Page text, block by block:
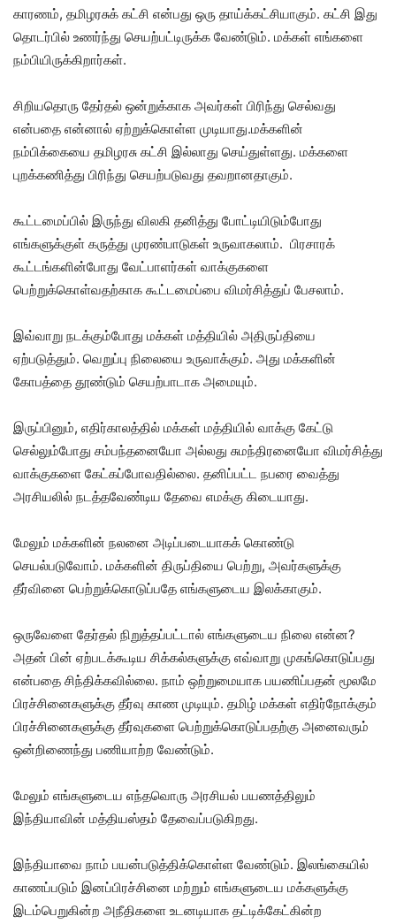
காரணம், தமிழரசுக் கட்சி என்பது ஒரு தாய்க்கட்சியாகும். கட்சி இது
தொடர்பில் உணர்ந்து செயற்பட்டிருக்க வேண்டும். மக்கள் எங்களை
நம்பியிருக்கிறார்கள்.
சிறியதொரு தேர்தல் ஒன்றுக்காக அவர்கள் பிரிந்து செல்வது
என்பதை என்னால் ஏற்றுக்கொள்ள முடியாது.மக்களின்
நம்பிக்கையை தமிழரசு கட்சி இல்லாது செய்துள்ளது. மக்களை
புறக்கணித்து பிரிந்து செயற்படுவது தவறானதாகும்.
கூட்டமைப்பில் இருந்து விலகி தனித்து போட்டியிடும்போது
எங்களுக்குள் கருத்து முரண்பாடுகள் உருவாகலாம். பிரசாரக்
கூட்டங்களின்போது வேட்பாளர்கள் வாக்குகளை
பெற்றுக்கொள்வதற்காக கூட்டமைப்பை விமர்சித்துப் பேசலாம்.
இவ்வாறு நடக்கும்போது மக்கள் மத்தியில் அதிருப்தியை
ஏற்படுத்தும். வெறுப்பு நிலையை உருவாக்கும். அது மக்களின்
கோபத்தை தூண்டும் செயற்பாடாக அமையும்.
இருப்பினும், எதிர்காலத்தில் மக்கள் மத்தியில் வாக்கு கேட்டு
செல்லும்போது சம்பந்தனையோ அல்லது சுமந்திரனையோ விமர்சித்து
வாக்குகளை கேட்கப்போவதில்லை. தனிப்பட்ட நபரை வைத்து
அரசியலில் நடத்தவேண்டிய தேவை எமக்கு கிடையாது.
மேலும் மக்களின் நலனை அடிப்படையாகக் கொண்டு
செயல்படுவோம். மக்களின் திருப்தியை பெற்று, அவர்களுக்கு
தீர்வினை பெற்றுக்கொடுப்பதே எங்களுடைய இலக்காகும்.
ஒருவேளை தேர்தல் நிறுத்தப்பட்டால் எங்களுடைய நிலை என்ன?
அதன் பின் ஏற்படக்கூடிய சிக்கல்களுக்கு எவ்வாறு முகங்கொடுப்பது
என்பதை சிந்திக்கவில்லை. நாம் ஒற்றுமையாக பயணிப்பதன் மூலமே
பிரச்சினைகளுக்கு தீர்வு காண முடியும். தமிழ் மக்கள் எதிர்நோக்கும்
பிரச்சினைகளுக்கு தீர்வுகளை பெற்றுக்கொடுப்பதற்கு அனைவரும்
ஒன்றிணைந்து பணியாற்ற வேண்டும்.
மேலும் எங்களுடைய எந்தவொரு அரசியல் பயணத்திலும்
இந்தியாவின் மத்தியஸ்தம் தேவைப்படுகிறது.
இந்தியாவை நாம் பயன்படுத்திக்கொள்ள வேண்டும். இலங்கையில்
காணப்படும் இனப்பிரச்சினை மற்றும் எங்களுடைய மக்களுக்கு
இடம்பெறுகின்ற அநீதிகளை உடனடியாக தட்டிக்கேட்கின்ற